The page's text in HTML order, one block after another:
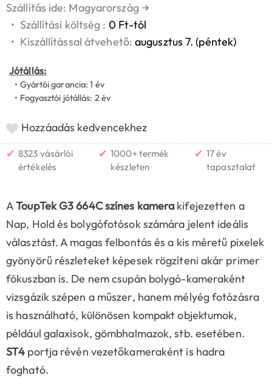
Szállítás ide: Magyarország →
• Szállítási költség : 0 Ft-tól
• Kiszállítással átvehető:augusztus 7. (péntek)
Jótállás:
• Gyártói garancia: 1 év
• Fogyasztói jótállás: 2 év
Hozzáadás kedvencekhez
✔ 8323 vásárlói
értékelés
✔ 1000+ termék
készleten
✔ 17 év
tapasztalat
AToupTek G3 664C színes kamera kifejezetten a
Nap, Hold és bolygófotósok számára jelent ideális
választást. A magas felbontás és a kis méretű pixelek
gyönyörű részleteket képesek rögzíteni akár primer
fókuszban is. De nem csupán bolygó-kameraként
vizsgázik szépen a műszer, hanem mélyég fotózásra
is használható, különösen kompakt objektumok,
például galaxisok, gömbhalmazok, stb. esetében.
ST4 portja révén vezetőkameraként is hadra
fogható.